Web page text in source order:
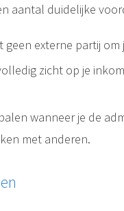
aantal duidelijke
geen externe partij
zicht op je
wanneer je de
met anderen.